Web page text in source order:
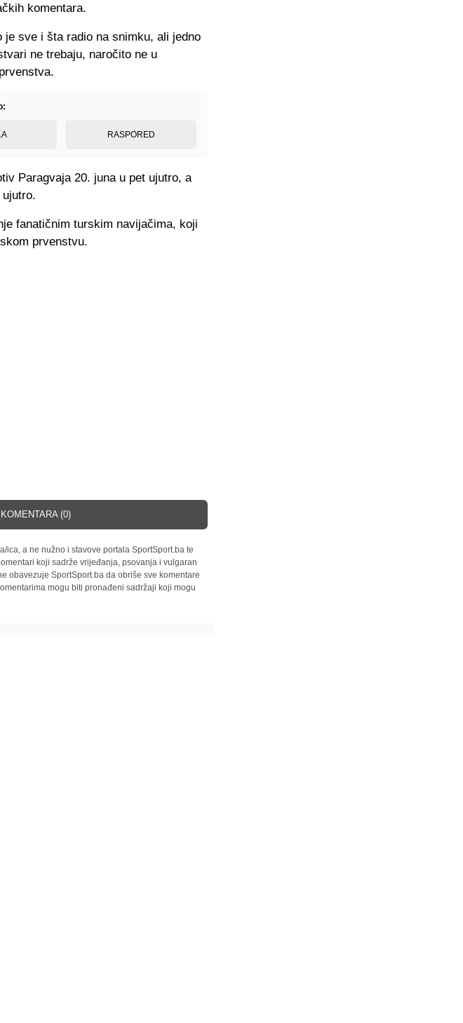
komentara.
sve i šta radio na snimku, ali jedno
ne trebaju, naročito ne u
RASPORED
Paragvaja 20. juna u pet ujutro, a
fanatičnim turskim navijačima, koji
prvenstvu.
(0)
ica, a ne nužno i stavove portala SportSport.ba te
koji sadrže vrijeđanja, psovanja i vulgaran
obavezuje SportSport.ba da obriše sve komentare
mogu biti pronađeni sadržaji koji mogu